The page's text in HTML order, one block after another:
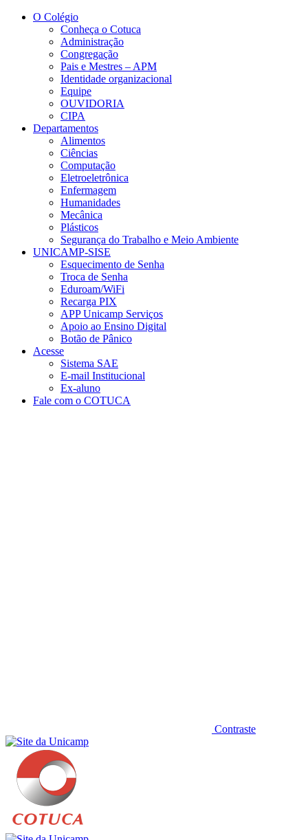
Conteúdo principal
O Colégio
Conheça o Cotuca
Administração
Congregação
Pais e Mestres – APM
Identidade organizacional
Equipe
OUVIDORIA
CIPA
Departamentos
Alimentos
Ciências
Computação
Eletroeletrônica
Enfermagem
Humanidades
Mecânica
Plásticos
Segurança do Trabalho e Meio Ambiente
UNICAMP-SISE
Esquecimento de Senha
Troca de Senha
Eduroam/WiFi
Recarga PIX
APP Unicamp Serviços
Apoio ao Ensino Digital
Botão de Pânico
Acesse
Sistema SAE
E-mail Institucional
Ex-aluno
Fale com o COTUCA
Contraste